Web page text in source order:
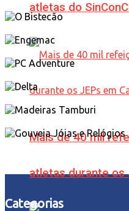
atletas do
Mais de 40 mil
atletas durante os
Categorias